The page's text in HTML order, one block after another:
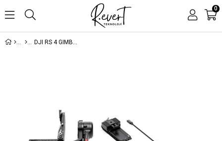
0
DJI RS 4 GIMBAL (RESMI DIST GARANTILI)